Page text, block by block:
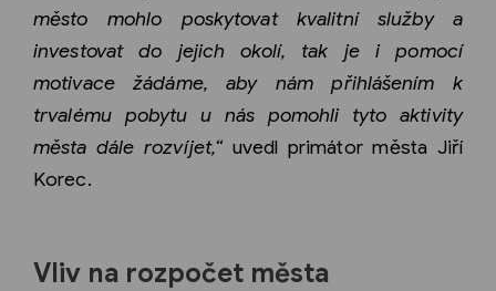
město mohlo poskytovat kvalitní služby a
investovat do jejich okolí, tak je i pomocí
motivace žádáme, aby nám přihlášením k
trvalému pobytu u nás pomohli tyto aktivity
města dále rozvíjet,“ uvedl primátor města Jiří
Korec.
Vliv na rozpočet města